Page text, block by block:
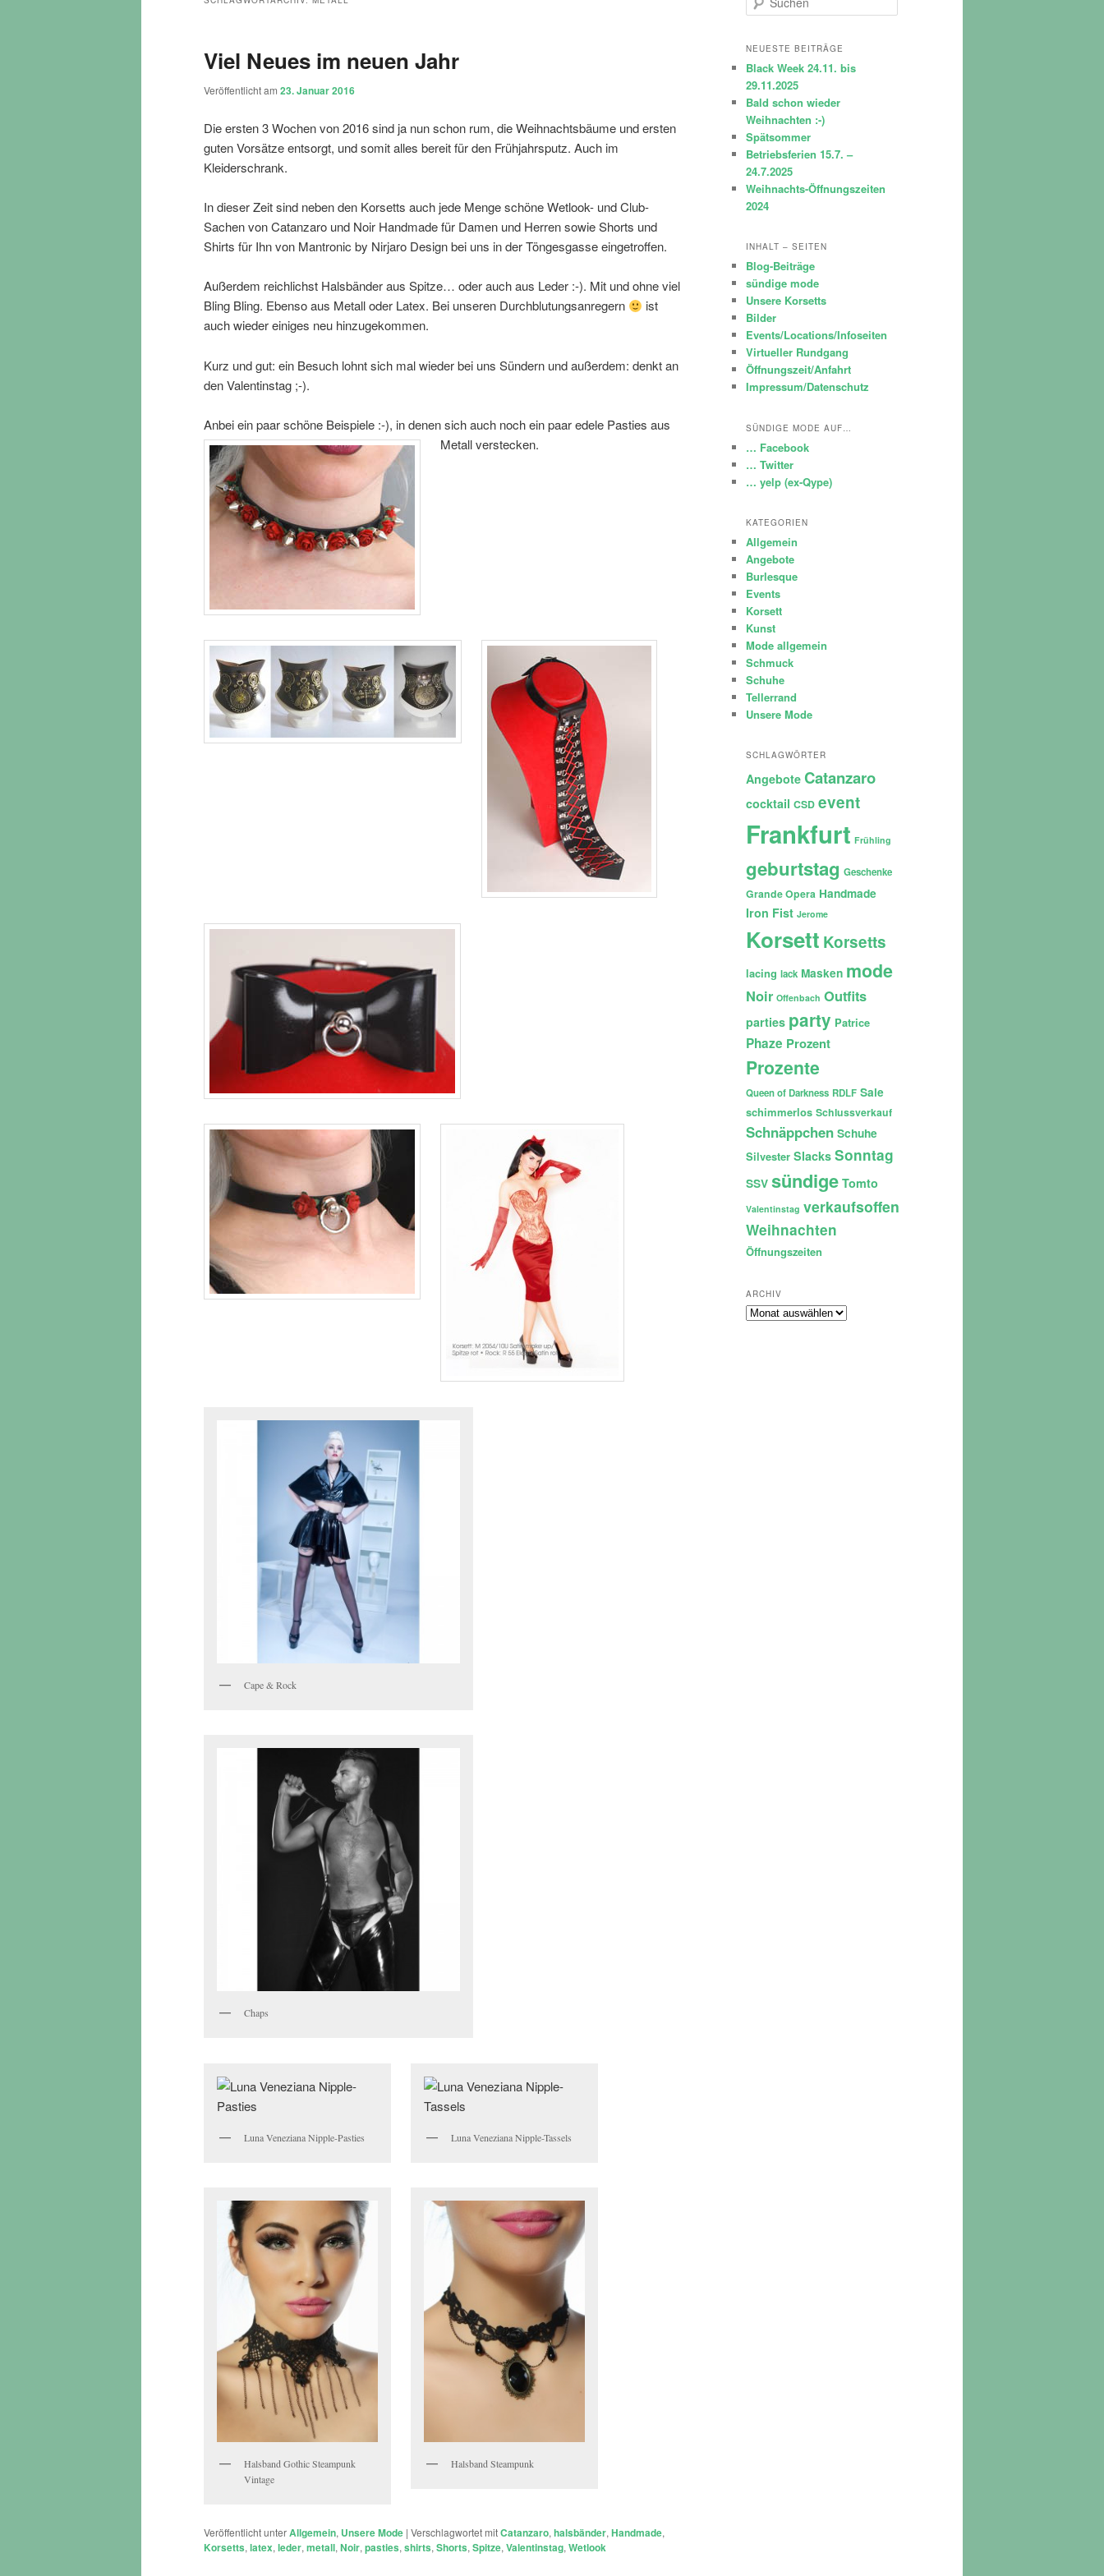
Viel Neues im neuen Jahr
Veröffentlicht am 23. Januar 2016
Die ersten 3 Wochen von 2016 sind ja nun schon rum, die Weihnachtsbäume und ersten
guten Vorsätze entsorgt, und somit alles bereit für den Frühjahrsputz. Auch im
Kleiderschrank.
In dieser Zeit sind neben den Korsetts auch jede Menge schöne Wetlook- und Club-
Sachen von Catanzaro und Noir Handmade für Damen und Herren sowie Shorts und
Shirts für Ihn von Mantronic by Nirjaro Design bei uns in der Töngesgasse eingetroffen.
Außerdem reichlichst Halsbänder aus Spitze… oder auch aus Leder :-). Mit und ohne viel
Bling Bling. Ebenso aus Metall oder Latex. Bei unseren Durchblutungsanregern
ist
auch wieder einiges neu hinzugekommen.
Kurz und gut: ein Besuch lohnt sich mal wieder bei uns Sündern und außerdem: denkt an
den Valentinstag ;-).
Anbei ein paar schöne Beispiele :-), in denen sich auch noch ein paar edele Pasties aus
Metall verstecken.
Cape & Rock
Chaps
Luna Veneziana Nipple-Pasties Luna Veneziana Nipple-Tassels
Halsband Gothic Steampunk
Vintage
Halsband Steampunk
Veröffentlicht unterAllgemein, Unsere Mode | Verschlagwortet mitCatanzaro, halsbänder, Handmade,
Korsetts, latex, leder, metall, Noir, pasties, shirts, Shorts, Spitze, Valentinstag, Wetlook
u
h
n
NEUESTE BEITRÄGE
Black Week 24.11. bis
29.11.2025
Bald schon wieder
Weihnachten :-)
Spätsommer
Betriebsferien 15.7. –
24.7.2025
Weihnachts-Öffnungszeiten
2024
INHALT – SEITEN
Blog-Beiträge
sündige mode
Unsere Korsetts
Bilder
Events/Locations/Infoseiten
Virtueller Rundgang
Öffnungszeit/Anfahrt
Impressum/Datenschutz
SÜNDIGE MODE AUF…
… Facebook
… Twitter
… yelp (ex-Qype)
KATEGORIEN
Allgemein
Angebote
Burlesque
Events
Korsett
Kunst
Mode allgemein
Schmuck
Schuhe
Tellerrand
Unsere Mode
SCHLAGWÖRTER
Angebote Catanzaro
cocktail CSD event
Frankfurt Frühling
geburtstag Geschenke
Grande Opera Handmade
Iron Fist Jerome
Korsett Korsetts
lacing lack Masken mode
Noir Offenbach Outfits
parties party Patrice
Phaze Prozent
Prozente
Queen of Darkness RDLF Sale
schimmerlos Schlussverkauf
Schnäppchen Schuhe
Silvester Slacks Sonntag
SSV sündige Tomto
Valentinstag verkaufsoffen
Weihnachten
Öffnungszeiten
ARCHIV
Archiv